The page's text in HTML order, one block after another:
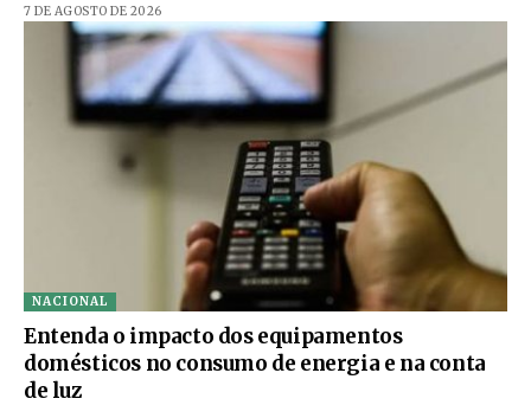
7 DE AGOSTO DE 2026
NACIONAL
Entenda o impacto dos equipamentos
domésticos no consumo de energia e na conta
de luz